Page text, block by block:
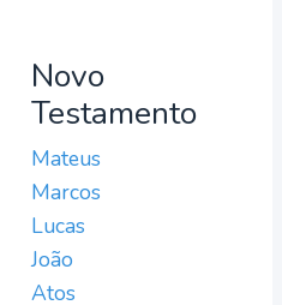
Novo
Testamento
Mateus
Marcos
Lucas
João
Atos